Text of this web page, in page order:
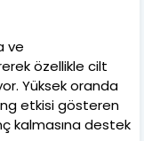
ve
özellikle cilt
Yüksek oranda
etkisi gösteren
kalmasına destek